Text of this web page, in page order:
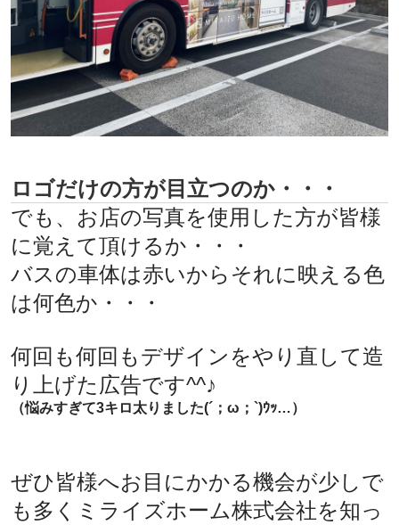
ロゴだけの方が目立つのか・・・
でも、お店の写真を使用した方が皆様
に覚えて頂けるか・・・
バスの車体は赤いからそれに映える色
は何色か・・・
何回も何回もデザインをやり直して造
り上げた広告です^^♪
（悩みすぎて3キロ太りました(´；ω；`)ｳｯ…）
ぜひ皆様へお目にかかる機会が少しで
も多くミライズホーム株式会社を知っ